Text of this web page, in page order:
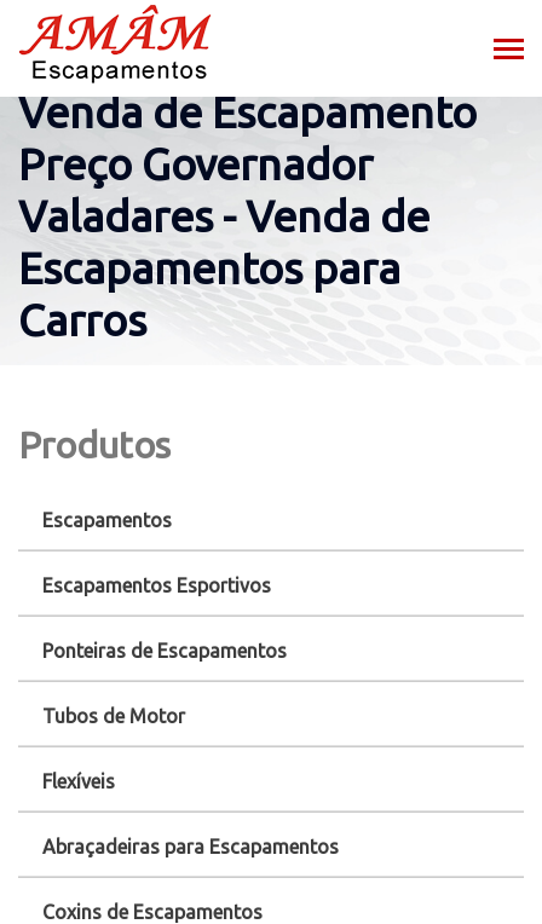
Venda de Escapamento
Preço Governador
Valadares - Venda de
Escapamentos para
Carros
Produtos
Escapamentos
Escapamentos Esportivos
Ponteiras de Escapamentos
Tubos de Motor
Flexíveis
Abraçadeiras para Escapamentos
Coxins de Escapamentos